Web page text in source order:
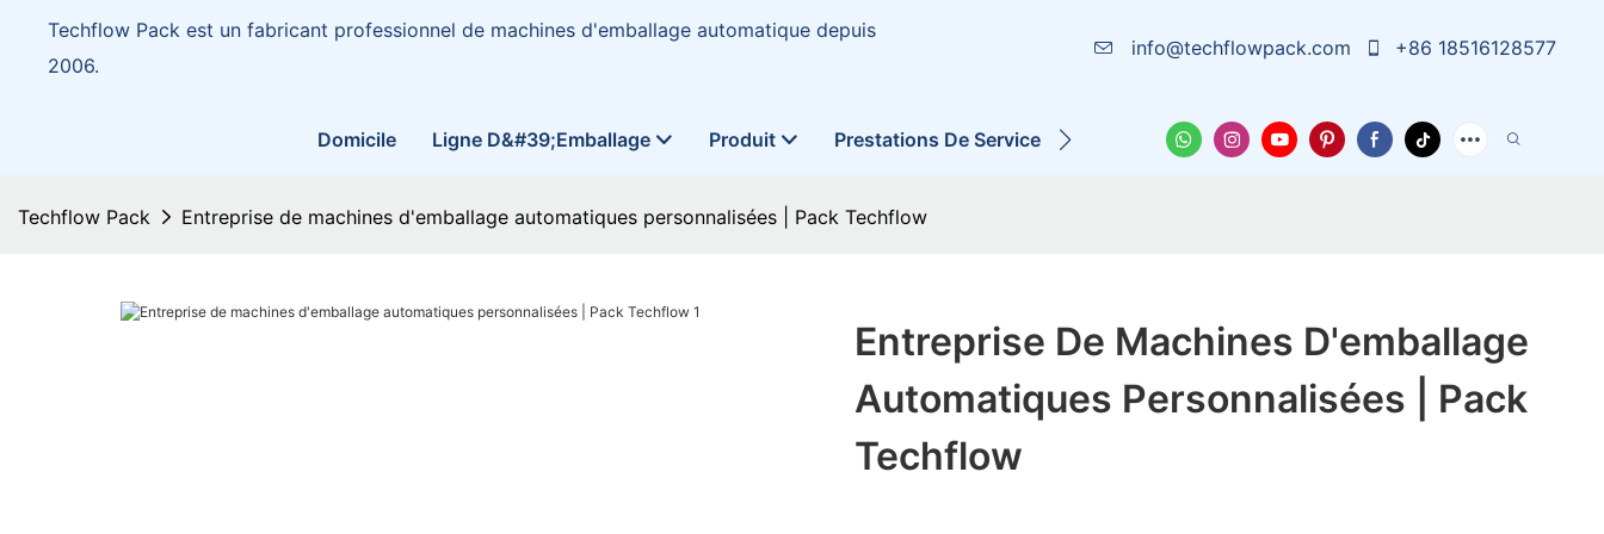
Techflow Pack est un fabricant professionnel de machines d'emballage automatique depuis
2006.
info@techflowpack.com +86 18516128577
Domicile Ligne D&#39;emballage Produit Prestations De Service La Solution À Propos De Nous Cas Nouvelles
Techflow Pack Entreprise de machines d'emballage automatiques personnalisées | Pack Techflow
Entreprise De Machines D'emballage
Automatiques Personnalisées | Pack
Techflow